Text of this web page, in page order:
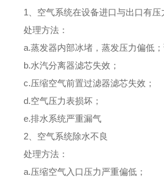
1、空气系统在设备进口与出口有压
处理方法：
a.蒸发器内部冰堵，蒸发压力偏低
b.水汽分离器滤芯失效；
c.压缩空气前置过滤器滤芯失效；
d.空气压力表损坏；
e.排水系统严重漏气
2、空气系统除水不良
处理方法：
a.压缩空气入口压力严重偏低；